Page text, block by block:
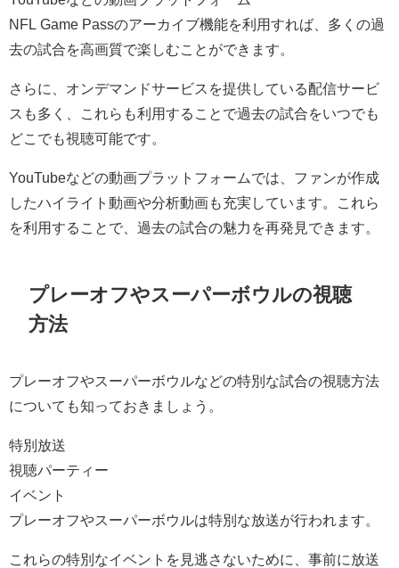
NFL Game Passのアーカイブ機能を利用すれば、多くの過
去の試合を高画質で楽しむことができます。
さらに、オンデマンドサービスを提供している配信サービ
スも多く、これらも利用することで過去の試合をいつでも
どこでも視聴可能です。
YouTubeなどの動画プラットフォームでは、ファンが作成
したハイライト動画や分析動画も充実しています。これら
を利用することで、過去の試合の魅力を再発見できます。
プレーオフやスーパーボウルの視聴
方法
プレーオフやスーパーボウルなどの特別な試合の視聴方法
についても知っておきましょう。
特別放送
視聴パーティー
イベント
プレーオフやスーパーボウルは特別な放送が行われます。
これらの特別なイベントを見逃さないために、事前に放送